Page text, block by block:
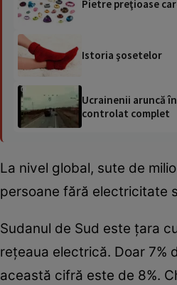
Pietre preţioase
Istoria şosetelor
Ucrainenii aruncă
controlat complet
La nivel global, sute de
persoane fără electricitate
Sudanul de Sud este ţara
reţeaua electrică. Doar 7%
această cifră este de 8%.